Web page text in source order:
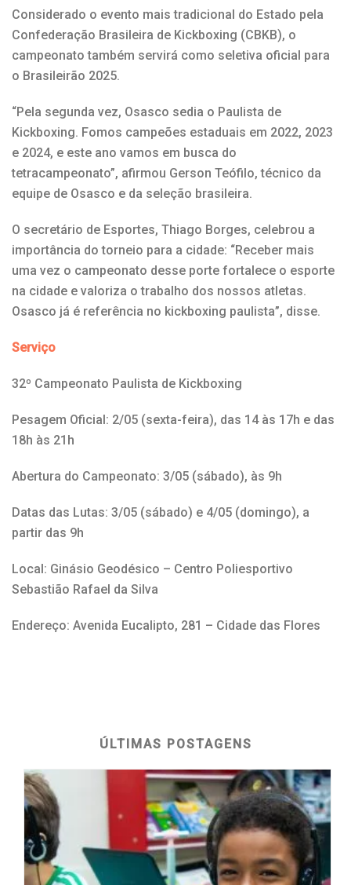
Considerado o evento mais tradicional do Estado pela
Confederação Brasileira de Kickboxing (CBKB), o
campeonato também servirá como seletiva oficial para
o Brasileirão 2025.
“Pela segunda vez, Osasco sedia o Paulista de
Kickboxing. Fomos campeões estaduais em 2022, 2023
e 2024, e este ano vamos em busca do
tetracampeonato”, afirmou Gerson Teófilo, técnico da
equipe de Osasco e da seleção brasileira.
O secretário de Esportes, Thiago Borges, celebrou a
importância do torneio para a cidade: “Receber mais
uma vez o campeonato desse porte fortalece o esporte
na cidade e valoriza o trabalho dos nossos atletas.
Osasco já é referência no kickboxing paulista”, disse.
Serviço
32º Campeonato Paulista de Kickboxing
Pesagem Oficial: 2/05 (sexta-feira), das 14 às 17h e das
18h às 21h
Abertura do Campeonato: 3/05 (sábado), às 9h
Datas das Lutas: 3/05 (sábado) e 4/05 (domingo), a
partir das 9h
Local: Ginásio Geodésico – Centro Poliesportivo
Sebastião Rafael da Silva
Endereço: Avenida Eucalipto, 281 – Cidade das Flores
ÚLTIMAS POSTAGENS